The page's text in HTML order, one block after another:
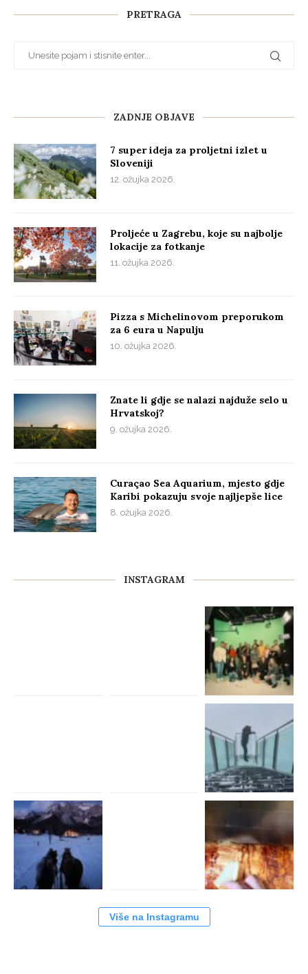
PRETRAGA
ZADNJE OBJAVE
7 super ideja za proljetni izlet u
Sloveniji
12. ožujka 2026.
Proljeće u Zagrebu, koje su najbolje
lokacije za fotkanje
11. ožujka 2026.
Pizza s Michelinovom preporukom
za 6 eura u Napulju
10. ožujka 2026.
Znate li gdje se nalazi najduže selo u
Hrvatskoj?
9. ožujka 2026.
Curaçao Sea Aquarium, mjesto gdje
Karibi pokazuju svoje najljepše lice
8. ožujka 2026.
INSTAGRAM
Više na Instagramu